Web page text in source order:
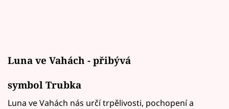
Luna ve Vahách - přibývá
symbol Trubka
Luna ve Vahách nás určí trpělivosti, pochopení a